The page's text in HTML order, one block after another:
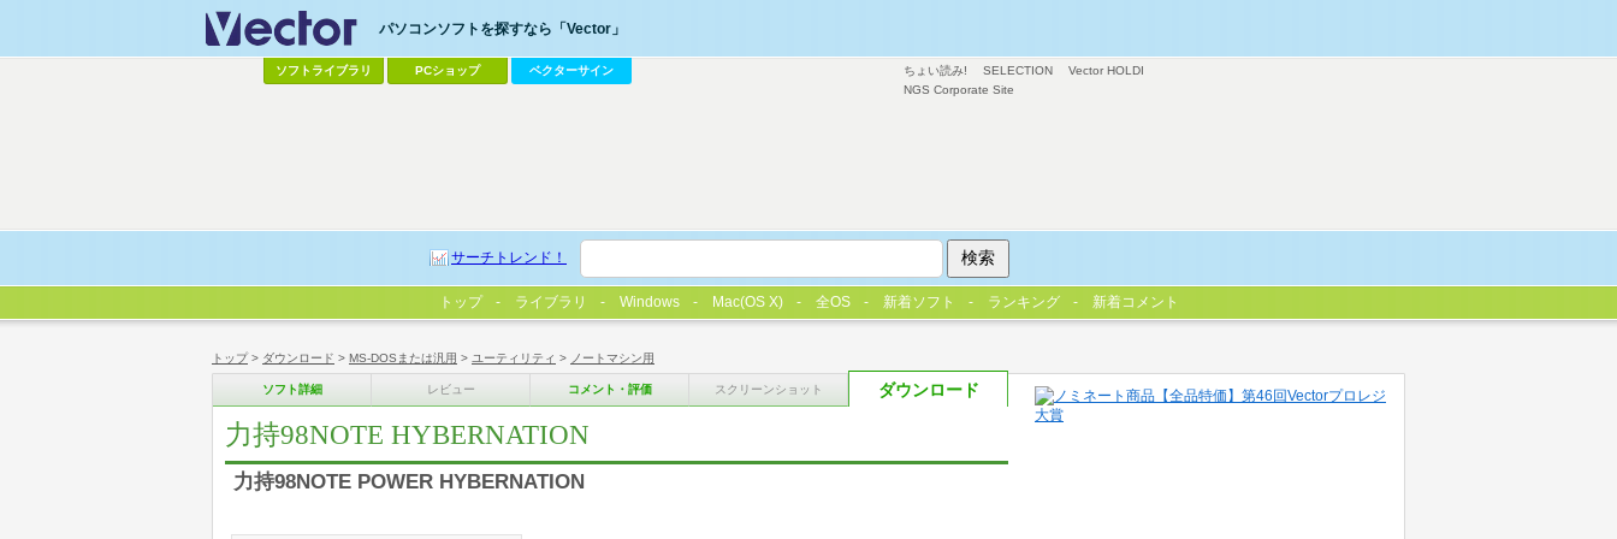
トップ> ダウンロード > MS-DOSまたは汎用 > ユーティリティ > ノートマシン用
ソフト詳細 レビュー コメント・評価 スクリーンショット ダウンロード
力持98NOTE HYBERNATION
力持98NOTE POWER HYBERNATION
ちょい読み! SELECTION
Vector HOLDI
NGS Corporate Site
パソコンソフトを探すなら「Vector」
ソフトライブラリ PCショップ ベクターサイン
サーチトレンド！
トップ ライブラリ Windows Mac(OS X) 全OS 新着ソフト ランキング 新着コメント